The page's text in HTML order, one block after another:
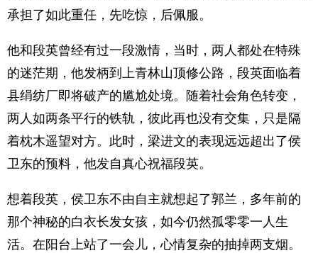
承担了如此重任，先吃惊，后佩服。
他和段英曾经有过一段激情，当时，两人都处在特殊
的迷茫期，他发柄到上青林山顶修公路，段英面临着
县绢纺厂即将破产的尴尬处境。随着社会角色转变，
两人如两条平行的铁轨，彼此再也没有交集，只是隔
着枕木遥望对方。此时，梁进文的表现远远超出了侯
卫东的预料，他发自真心祝福段英。
想着段英，侯卫东不由自主就想起了郭兰，多年前的
那个神秘的白衣长发女孩，如今仍然孤零零一人生
活。在阳台上站了一会儿，心情复杂的抽掉两支烟。